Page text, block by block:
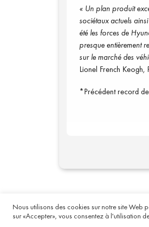
« Un plan produit
sociétauxactuels
été les forces de
presqueentièrement
surle marché des
Lionel French
*Précédentrecord
Nous utilisons des cookies sur notre site Web
sur «Accepter», vous consentez à l'utilisation